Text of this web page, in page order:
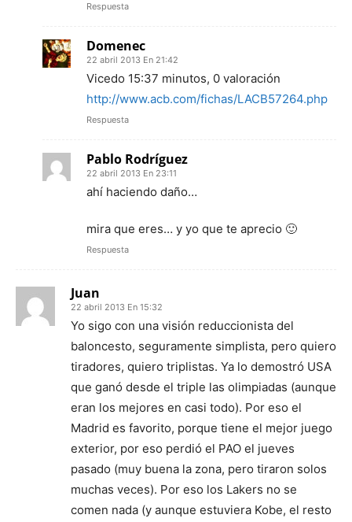
Respuesta
Domenec
22 abril 2013 En 21:42
Vicedo 15:37 minutos, 0 valoración
http://www.acb.com/fichas/LACB57264.php
Respuesta
Pablo Rodríguez
22 abril 2013 En 23:11
ahí haciendo daño…
mira que eres… y yo que te aprecio 🙂
Respuesta
Juan
22 abril 2013 En 15:32
Yo sigo con una visión reduccionista del
baloncesto, seguramente simplista, pero quiero
tiradores, quiero triplistas. Ya lo demostró USA
que ganó desde el triple las olimpiadas (aunque
eran los mejores en casi todo). Por eso el
Madrid es favorito, porque tiene el mejor juego
exterior, por eso perdió el PAO el jueves
pasado (muy buena la zona, pero tiraron solos
muchas veces). Por eso los Lakers no se
comen nada (y aunque estuviera Kobe, el resto